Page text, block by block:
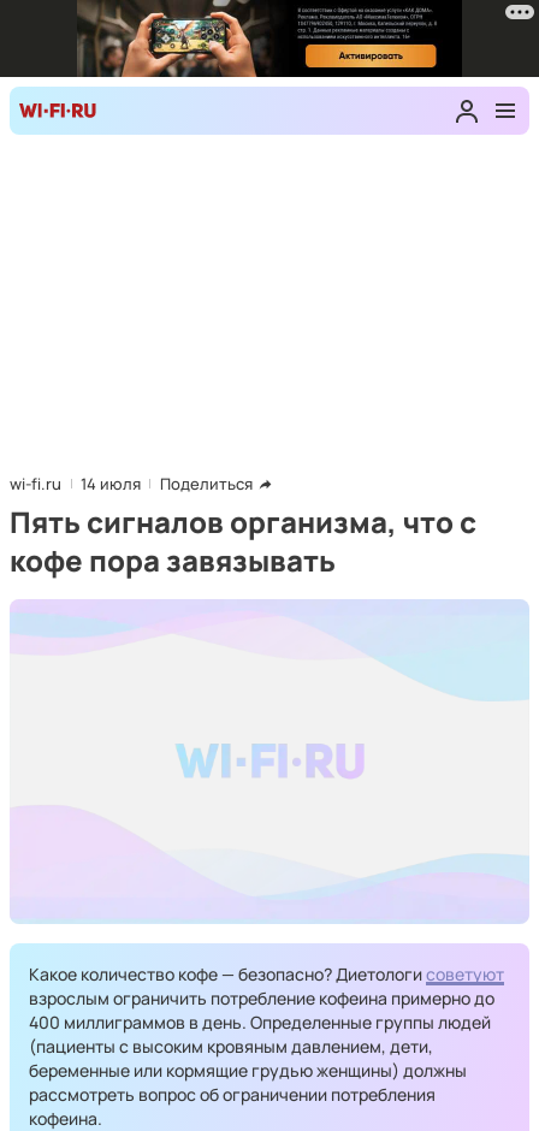
wi-fi.ru 14 июля Поделиться
Пять сигналов организма, что с
кофе пора завязывать
Какое количество кофе — безопасно? Диетологисоветуют
взрослым ограничить потребление кофеина примерно до
400 миллиграммов в день. Определенные группы людей
(пациенты с высоким кровяным давлением, дети,
беременные или кормящие грудью женщины) должны
рассмотреть вопрос об ограничении потребления
кофеина.